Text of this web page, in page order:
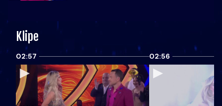
Klipe
02:57 02:56